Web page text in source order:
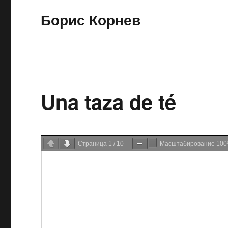
Борис Корнев
Una taza de té
Страница 1 / 10 Масштабирование